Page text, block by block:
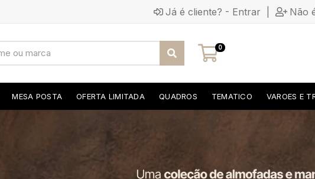
Já é cliente? - Entrar Não
0
MESA POSTA OFERTA LIMITADA QUADROS TEMATICO VAROES E